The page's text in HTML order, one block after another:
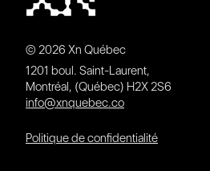
© 2026 Xn Québec
1201 boul. Saint-Laurent,
Montréal, (Québec) H2X 2S6
info@xnquebec.co
Politique de confidentialité